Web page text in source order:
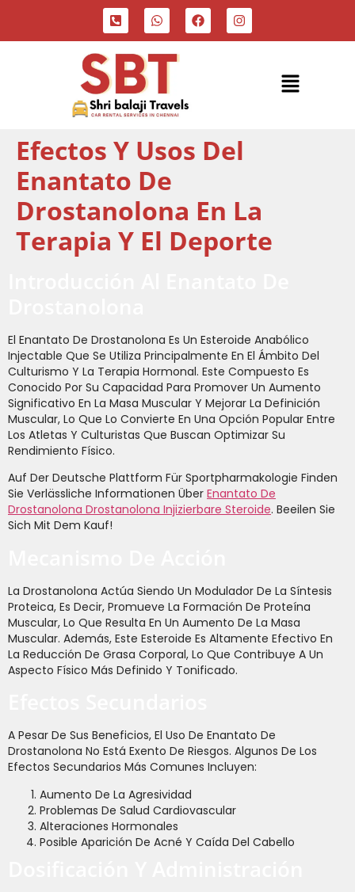
Efectos Y Usos Del
Enantato De
Drostanolona En La
Terapia Y El Deporte
El Enantato De Drostanolona Es Un Esteroide Anabólico
Injectable Que Se Utiliza Principalmente En El Ámbito Del
Culturismo Y La Terapia Hormonal. Este Compuesto Es
Conocido Por Su Capacidad Para Promover Un Aumento
Significativo En La Masa Muscular Y Mejorar La Definición
Muscular, Lo Que Lo Convierte En Una Opción Popular Entre
Los Atletas Y Culturistas Que Buscan Optimizar Su
Rendimiento Físico.
Auf Der Deutsche Plattform Für Sportpharmakologie Finden
Sie Verlässliche Informationen Über Enantato De
Drostanolona Drostanolona Injizierbare Steroide. Beeilen Sie
Sich Mit Dem Kauf!
La Drostanolona Actúa Siendo Un Modulador De La Síntesis
Proteica, Es Decir, Promueve La Formación De Proteína
Muscular, Lo Que Resulta En Un Aumento De La Masa
Muscular. Además, Este Esteroide Es Altamente Efectivo En
La Reducción De Grasa Corporal, Lo Que Contribuye A Un
Aspecto Físico Más Definido Y Tonificado.
A Pesar De Sus Beneficios, El Uso De Enantato De
Drostanolona No Está Exento De Riesgos. Algunos De Los
Efectos Secundarios Más Comunes Incluyen:
Aumento De La Agresividad
Problemas De Salud Cardiovascular
Alteraciones Hormonales
Posible Aparición De Acné Y Caída Del Cabello